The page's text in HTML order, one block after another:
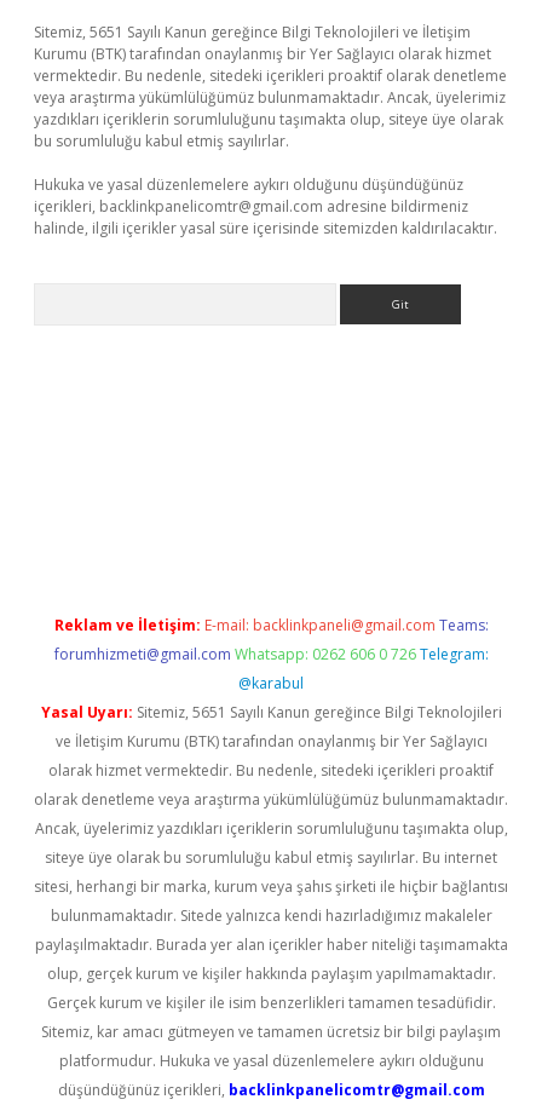
Sitemiz, 5651 Sayılı Kanun gereğince Bilgi Teknolojileri ve İletişim
Kurumu (BTK) tarafından onaylanmış bir Yer Sağlayıcı olarak hizmet
vermektedir. Bu nedenle, sitedeki içerikleri proaktif olarak denetleme
veya araştırma yükümlülüğümüz bulunmamaktadır. Ancak, üyelerimiz
yazdıkları içeriklerin sorumluluğunu taşımakta olup, siteye üye olarak
bu sorumluluğu kabul etmiş sayılırlar.
Hukuka ve yasal düzenlemelere aykırı olduğunu düşündüğünüz
içerikleri, backlinkpanelicomtr@gmail.com adresine bildirmeniz
halinde, ilgili içerikler yasal süre içerisinde sitemizden kaldırılacaktır.
Reklam ve İletişim: E-mail: backlinkpaneli@gmail.com Teams:
forumhizmeti@gmail.com Whatsapp: 0262 606 0 726 Telegram:
@karabul
Yasal Uyarı: Sitemiz, 5651 Sayılı Kanun gereğince Bilgi Teknolojileri
ve İletişim Kurumu (BTK) tarafından onaylanmış bir Yer Sağlayıcı
olarak hizmet vermektedir. Bu nedenle, sitedeki içerikleri proaktif
olarak denetleme veya araştırma yükümlülüğümüz bulunmamaktadır.
Ancak, üyelerimiz yazdıkları içeriklerin sorumluluğunu taşımakta olup,
siteye üye olarak bu sorumluluğu kabul etmiş sayılırlar. Bu internet
sitesi, herhangi bir marka, kurum veya şahıs şirketi ile hiçbir bağlantısı
bulunmamaktadır. Sitede yalnızca kendi hazırladığımız makaleler
paylaşılmaktadır. Burada yer alan içerikler haber niteliği taşımamakta
olup, gerçek kurum ve kişiler hakkında paylaşım yapılmamaktadır.
Gerçek kurum ve kişiler ile isim benzerlikleri tamamen tesadüfidir.
Sitemiz, kar amacı gütmeyen ve tamamen ücretsiz bir bilgi paylaşım
platformudur. Hukuka ve yasal düzenlemelere aykırı olduğunu
düşündüğünüz içerikleri, backlinkpanelicomtr@gmail.com